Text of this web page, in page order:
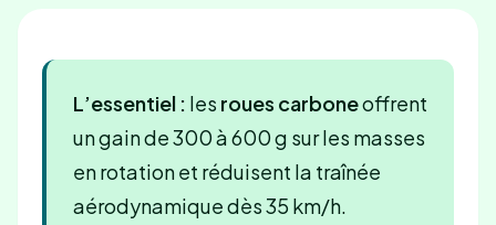
L’essentiel : les roues carboneoffrent
un gain de 300 à 600 g sur les masses
en rotation et réduisent la traînée
aérodynamique dès 35 km/h.